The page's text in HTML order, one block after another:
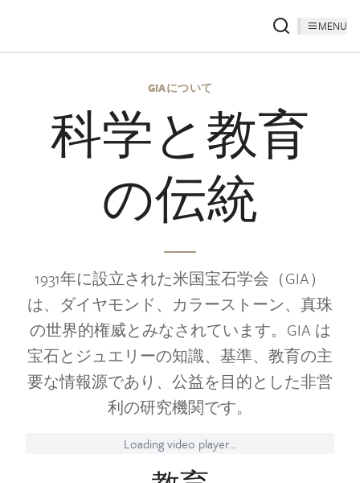
MENU
GIAについて
科学と教育
の伝統
1931年に設立された米国宝石学会（GIA）
は、ダイヤモンド、カラーストーン、真珠
の世界的権威とみなされています。GIA は
宝石とジュエリーの知識、基準、教育の主
要な情報源であり、公益を目的とした非営
利の研究機関です。
Loading video player...